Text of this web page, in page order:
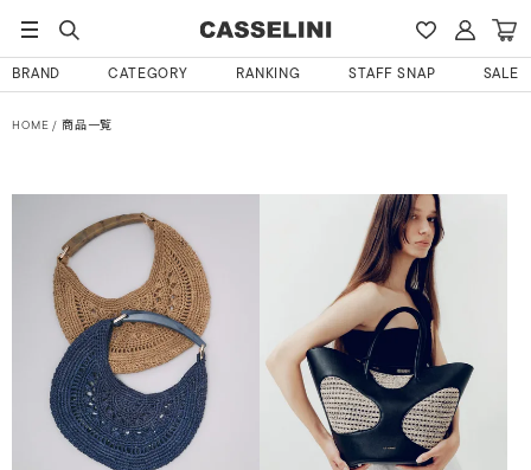
BRAND CATEGORY RANKING STAFF SNAP SALE
HOME 商品一覧